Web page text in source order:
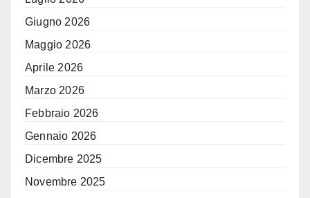
Giugno 2026
Maggio 2026
Aprile 2026
Marzo 2026
Febbraio 2026
Gennaio 2026
Dicembre 2025
Novembre 2025